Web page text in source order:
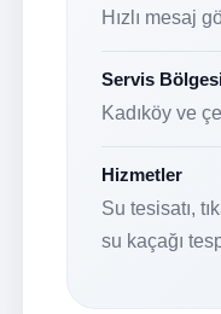
Hızlı mesaj
Servis
Kadıköy ve
Hizmetler
Su tesisatı,
su kaçağı